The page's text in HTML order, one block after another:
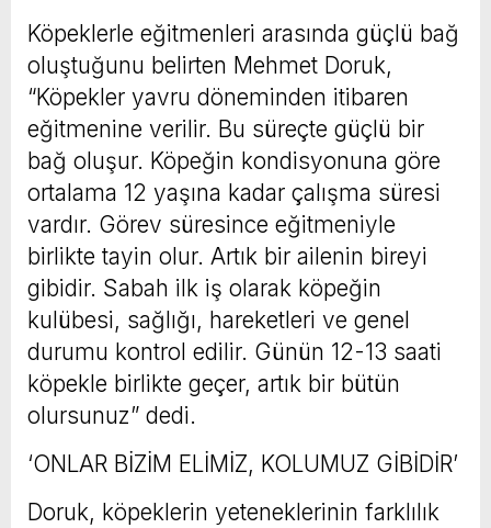
Köpeklerle eğitmenleri arasında güçlü bağ
oluştuğunu belirten Mehmet Doruk,
“Köpekler yavru döneminden itibaren
eğitmenine verilir. Bu süreçte güçlü bir
bağ oluşur. Köpeğin kondisyonuna göre
ortalama 12 yaşına kadar çalışma süresi
vardır. Görev süresince eğitmeniyle
birlikte tayin olur. Artık bir ailenin bireyi
gibidir. Sabah ilk iş olarak köpeğin
kulübesi, sağlığı, hareketleri ve genel
durumu kontrol edilir. Günün 12-13 saati
köpekle birlikte geçer, artık bir bütün
olursunuz” dedi.
‘ONLAR BİZİM ELİMİZ, KOLUMUZ GİBİDİR’
Doruk, köpeklerin yeteneklerinin farklılık